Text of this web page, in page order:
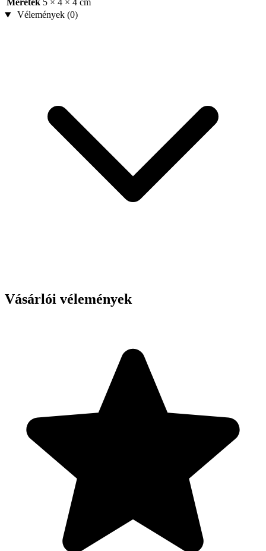
Méretek 5 × 4 × 4 cm
Vélemények (0)
Vásárlói vélemények